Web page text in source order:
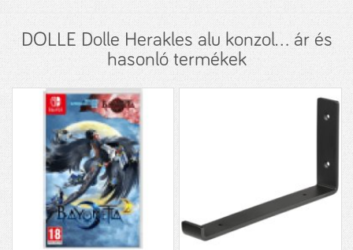
DOLLE Dolle Herakles alu konzol... ár és
hasonló termékek